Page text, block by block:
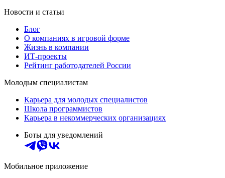
Новости и статьи
Блог
О компаниях в игровой форме
Жизнь в компании
ИТ-проекты
Рейтинг работодателей России
Молодым специалистам
Карьера для молодых специалистов
Школа программистов
Карьера в некоммерческих организациях
Боты для уведомлений
Мобильное приложение